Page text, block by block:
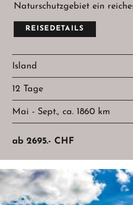
Naturschutzgebiet ein
REISEDETAILS
Island
12 Tage
Mai - Sept., ca. 1860 km
ab 2695.- CHF